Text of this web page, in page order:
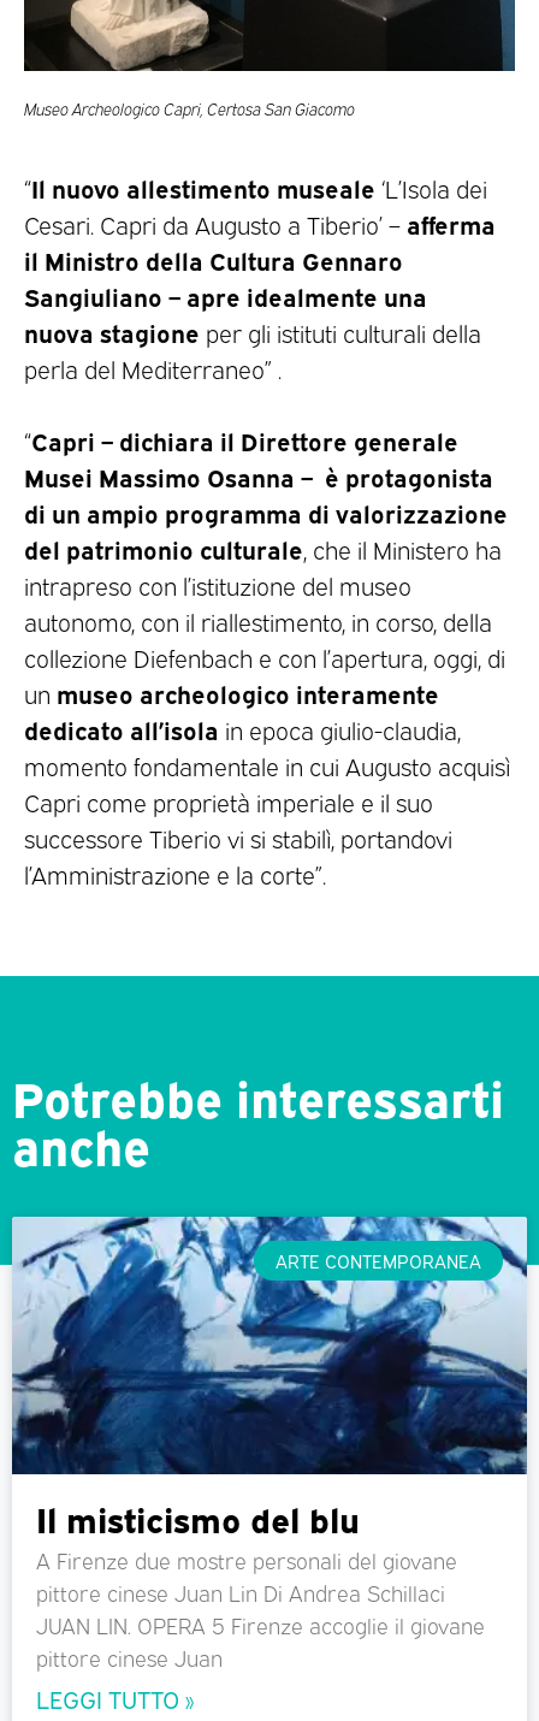
Museo Archeologico Capri, Certosa San Giacomo
“Il nuovo allestimento museale ‘L’Isola dei
Cesari. Capri da Augusto a Tiberio’ – afferma
il Ministro della Cultura Gennaro
Sangiuliano – apre idealmente una
nuova stagione per gli istituti culturali della
perla del Mediterraneo” .
“Capri – dichiara il Direttore generale
Musei Massimo Osanna – è protagonista
di un ampio programma di valorizzazione
del patrimonio culturale , che il Ministero ha
intrapreso con l’istituzione del museo
autonomo, con il riallestimento, in corso, della
collezione Diefenbach e con l’apertura, oggi, di
un museo archeologico interamente
dedicato all’isola in epoca giulio-claudia,
momento fondamentale in cui Augusto acquisì
Capri come proprietà imperiale e il suo
successore Tiberio vi si stabilì, portandovi
l’Amministrazione e la corte”.
Potrebbe interessarti
anche
ARTE CONTEMPORANEA
Il misticismo del blu
A Firenze due mostre personali del giovane
pittore cinese Juan Lin Di Andrea Schillaci
JUAN LIN. OPERA 5 Firenze accoglie il giovane
pittore cinese Juan
LEGGI TUTTO »